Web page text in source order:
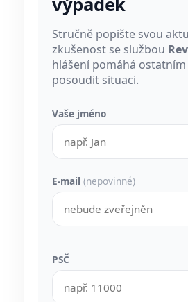
Stručně popište svou
zkušenost se službou
hlášení pomáhá
posoudit situaci.
Vaše jméno
E-mail (nepovinné)
PSČ